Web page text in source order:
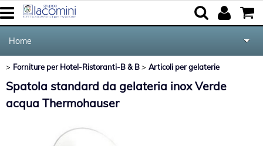
Categoria:
Home > Forniture per Hotel-Ristoranti-B & B Articoli per gelaterie
Marca
Home
Elettrodomestici
Cucina e Tavola
Audio Video Tv
Forniture per Hotel-Ristoranti-B & B Articoli per gelaterie
Spatola standard da gelateria inox Verde
acqua Thermohauser